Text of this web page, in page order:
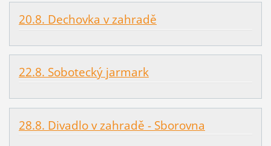
20.8. Dechovka v zahradě
22.8. Sobotecký jarmark
28.8. Divadlo v zahradě - Sborovna